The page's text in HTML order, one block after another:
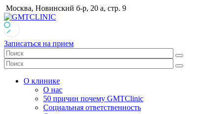
Москва, Новинский б-р, 20 а, стр. 9
Записаться на прием
О клинике
О нас
50 причин почему GMTClinic
Социальная ответственность